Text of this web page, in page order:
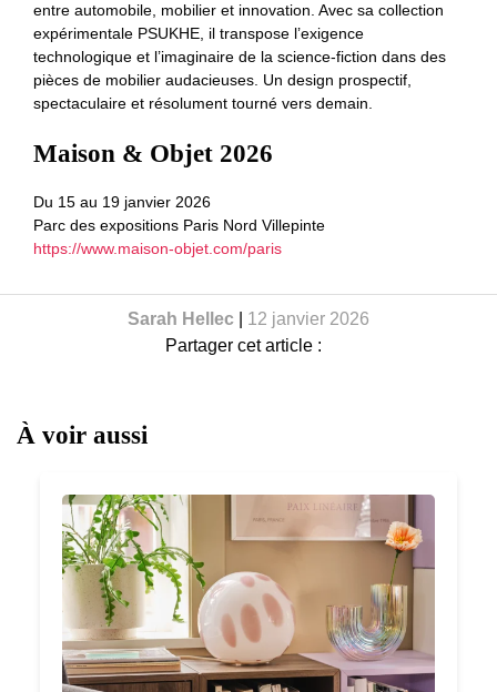
entre automobile, mobilier et innovation. Avec sa collection
expérimentale PSUKHE, il transpose l’exigence
technologique et l’imaginaire de la science-fiction dans des
pièces de mobilier audacieuses. Un design prospectif,
spectaculaire et résolument tourné vers demain.
Maison & Objet 2026
Du 15 au 19 janvier 2026
Parc des expositions Paris Nord Villepinte
https://www.maison-objet.com/paris
Sarah Hellec
12 janvier 2026
Partager cet article :
À voir aussi